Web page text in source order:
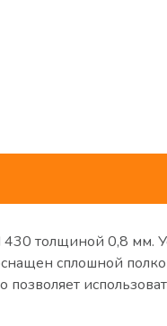
толщиной 0,8
сплошной